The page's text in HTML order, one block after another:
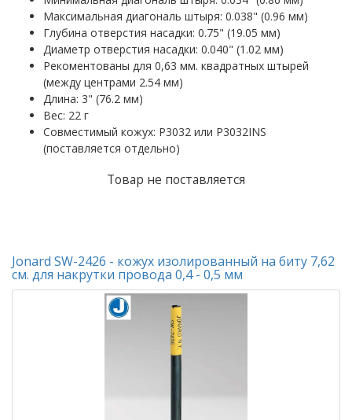
Максимальная диагональ штыря: 0.038" (0.96 мм)
Глубина отверстия насадки: 0.75" (19.05 мм)
Диаметр отверстия насадки: 0.040" (1.02 мм)
Рекоментованы для 0,63 мм. квадратных штырей
(между центрами 2.54 мм)
Длина: 3" (76.2 мм)
Вес: 22 г
Совместимый кожух: P3032 или P3032INS
(поставляется отдельно)
Товар не поставляется
Jonard SW-2426 - кожух изолированный на биту 7,62
см. для накрутки провода 0,4 - 0,5 мм